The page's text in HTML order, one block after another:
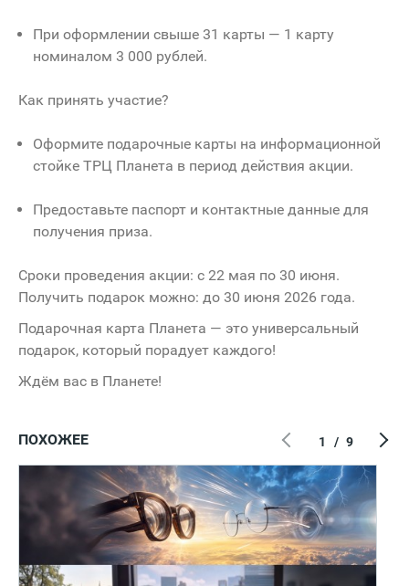
При оформлении свыше 31 карты — 1 карту
номиналом 3 000 рублей.
Как принять участие?
Оформите подарочные карты на информационной
стойке ТРЦ Планета в период действия акции.
Предоставьте паспорт и контактные данные для
получения приза.
Сроки проведения акции: с 22 мая по 30 июня.
Получить подарок можно: до 30 июня 2026 года.
Подарочная карта Планета — это универсальный
подарок, который порадует каждого!
Ждём вас в Планете!
ПОХОЖЕЕ 1 / 9